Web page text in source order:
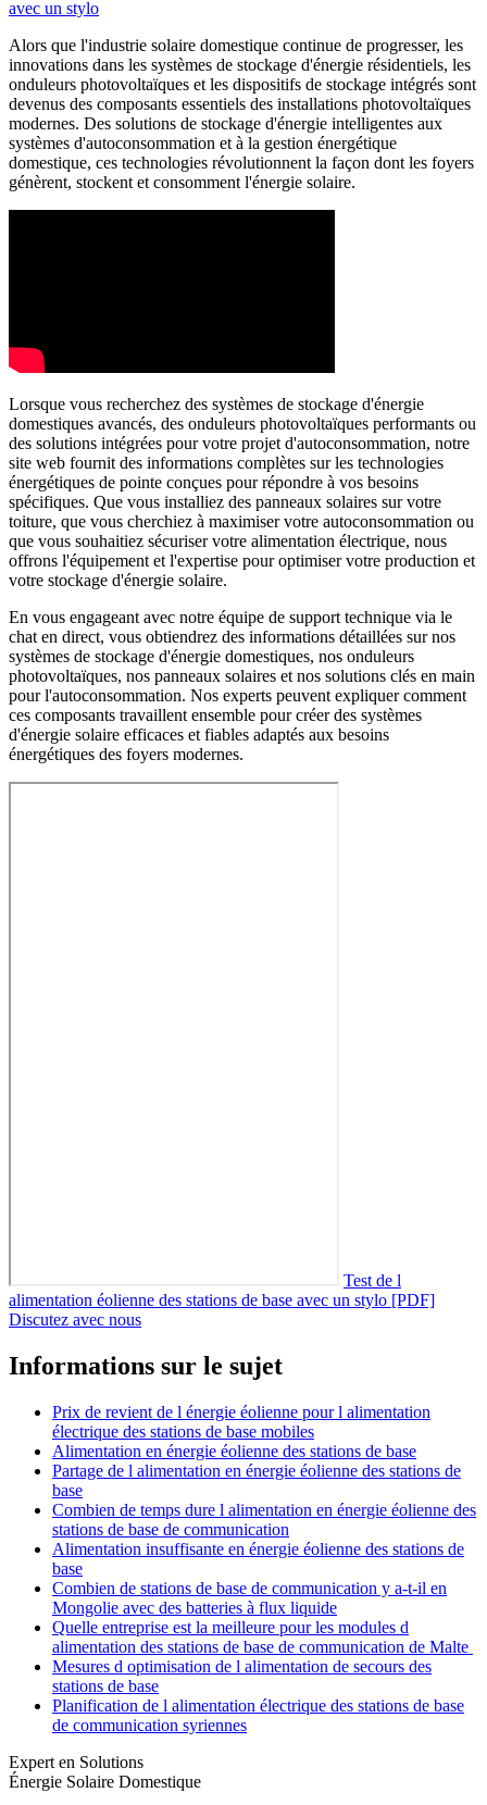
Alors que l'industrie solaire domestique continue de progresser, les
innovations dans les systèmes de stockage d'énergie résidentiels, les
onduleurs photovoltaïques et les dispositifs de stockage intégrés sont
devenus des composants essentiels des installations photovoltaïques
modernes. Des solutions de stockage d'énergie intelligentes aux
systèmes d'autoconsommation et à la gestion énergétique
domestique, ces technologies révolutionnent la façon dont les foyers
génèrent, stockent et consomment l'énergie solaire.
Lorsque vous recherchez des systèmes de stockage d'énergie
domestiques avancés, des onduleurs photovoltaïques performants ou
des solutions intégrées pour votre projet d'autoconsommation, notre
site web fournit des informations complètes sur les technologies
énergétiques de pointe conçues pour répondre à vos besoins
spécifiques. Que vous installiez des panneaux solaires sur votre
toiture, que vous cherchiez à maximiser votre autoconsommation ou
que vous souhaitiez sécuriser votre alimentation électrique, nous
offrons l'équipement et l'expertise pour optimiser votre production et
votre stockage d'énergie solaire.
En vous engageant avec notre équipe de support technique via le
chat en direct, vous obtiendrez des informations détaillées sur nos
systèmes de stockage d'énergie domestiques, nos onduleurs
photovoltaïques, nos panneaux solaires et nos solutions clés en main
pour l'autoconsommation. Nos experts peuvent expliquer comment
ces composants travaillent ensemble pour créer des systèmes
d'énergie solaire efficaces et fiables adaptés aux besoins
énergétiques des foyers modernes.
Test de l
alimentation éolienne des stations de base avec un stylo [PDF]
Discutez avec nous
Informations sur le sujet
Prix de revient de l énergie éolienne pour l alimentation
électrique des stations de base mobiles
Alimentation en énergie éolienne des stations de base
Partage de l alimentation en énergie éolienne des stations de
base
Combien de temps dure l alimentation en énergie éolienne des
stations de base de communication
Alimentation insuffisante en énergie éolienne des stations de
base
Combien de stations de base de communication y a-t-il en
Mongolie avec des batteries à flux liquide
Quelle entreprise est la meilleure pour les modules d
alimentation des stations de base de communication de Malte
Mesures d optimisation de l alimentation de secours des
stations de base
Planification de l alimentation électrique des stations de base
de communication syriennes
Expert en Solutions
Énergie Solaire Domestique